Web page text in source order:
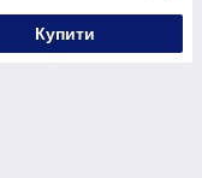
Купити